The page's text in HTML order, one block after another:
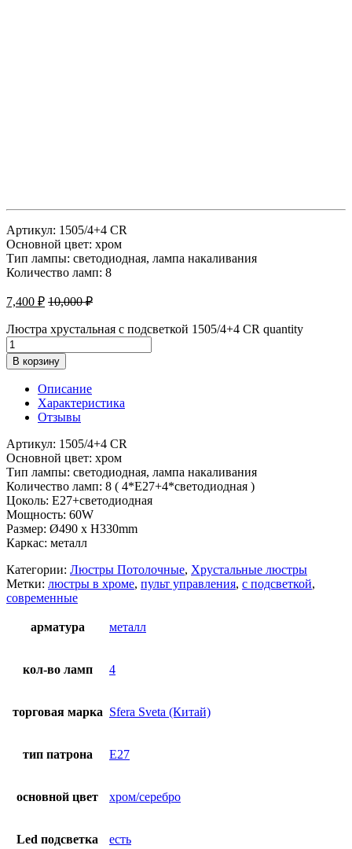
Артикул: 1505/4+4 CR
Основной цвет: хром
Тип лампы: светодиодная, лампа накаливания
Количество ламп: 8
7,400 ₽ 10,000₽
Люстра хрустальная с подсветкой 1505/4+4 CR quantity
В корзину
Описание
Характеристика
Отзывы
Артикул: 1505/4+4 CR
Основной цвет: хром
Тип лампы: светодиодная, лампа накаливания
Количество ламп: 8 ( 4*E27+4*светодиодная )
Цоколь: E27+светодиодная
Мощность: 60W
Размер: Ø490 x H330mm
Каркас: металл
Категории: Люстры Потолочные, Хрустальные люстры
Метки: люстры в хроме, пульт управления, с подсветкой,
современные
арматура металл
кол-во ламп 4
торговая марка Sfera Sveta (Китай)
тип патрона E27
основной цвет хром/серебро
Led подсветка есть